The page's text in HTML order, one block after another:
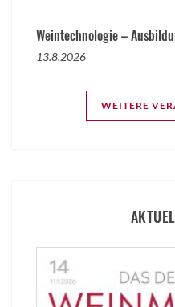
Weintechnologie –
13.8.2026
WEITERE